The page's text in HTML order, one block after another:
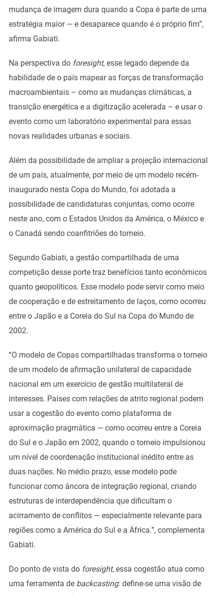
mudança de imagem dura quando a Copa é parte de uma
estratégia maior — e desaparece quando é o próprio fim”,
afirma Gabiati.
Na perspectiva do foresight, esse legado depende da
habilidade de o país mapear as forças de transformação
macroambientais – como as mudanças climáticas, a
transição energética e a digitização acelerada – e usar o
evento como um laboratório experimental para essas
novas realidades urbanas e sociais.
Além da possibilidade de ampliar a projeção internacional
de um país, atualmente, por meio de um modelo recém-
inaugurado nesta Copa do Mundo, foi adotada a
possibilidade de candidaturas conjuntas, como ocorre
neste ano, com o Estados Unidos da América, o México e
o Canadá sendo coanfitriões do torneio.
Segundo Gabiati, a gestão compartilhada de uma
competição desse porte traz benefícios tanto econômicos
quanto geopolíticos. Esse modelo pode servir como meio
de cooperação e de estreitamento de laços, como ocorreu
entre o Japão e a Coreia do Sul na Copa do Mundo de
2002.
“O modelo de Copas compartilhadas transforma o torneio
de um modelo de afirmação unilateral de capacidade
nacional em um exercício de gestão multilateral de
interesses. Países com relações de atrito regional podem
usar a cogestão do evento como plataforma de
aproximação pragmática — como ocorreu entre a Coreia
do Sul e o Japão em 2002, quando o torneio impulsionou
um nível de coordenação institucional inédito entre as
duas nações. No médio prazo, esse modelo pode
funcionar como âncora de integração regional, criando
estruturas de interdependência que dificultam o
acirramento de conflitos — especialmente relevante para
regiões como a América do Sul e a África.”, complementa
Gabiati.
Do ponto de vista do foresight, essa cogestão atua como
uma ferramenta de backcasting: define-se uma visão de